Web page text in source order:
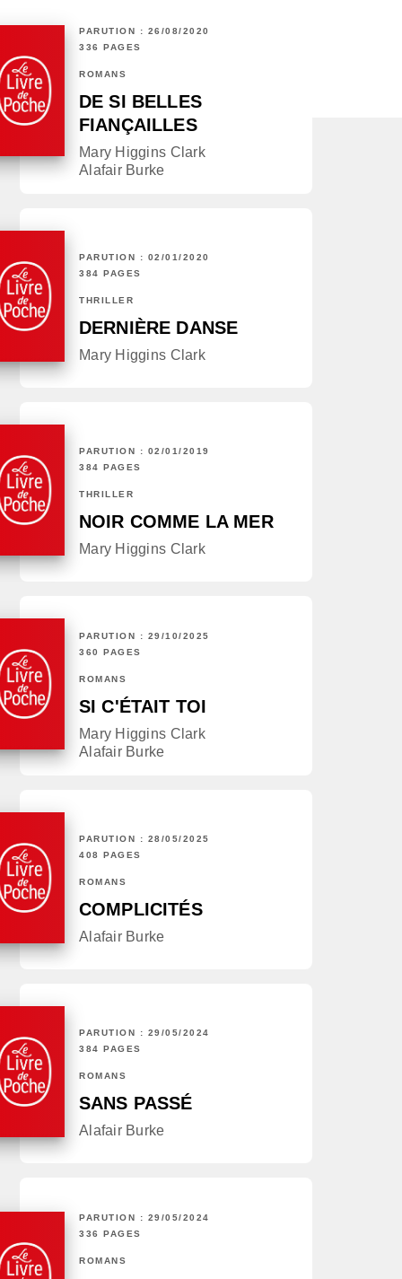
PARUTION : 26/08/2020
336 PAGES
ROMANS
DE SI BELLES
FIANÇAILLES
Mary Higgins Clark
Alafair Burke
PARUTION : 02/01/2020
384 PAGES
THRILLER
DERNIÈRE DANSE
Mary Higgins Clark
PARUTION : 02/01/2019
384 PAGES
THRILLER
NOIR COMME LA MER
Mary Higgins Clark
PARUTION : 29/10/2025
360 PAGES
ROMANS
SI C'ÉTAIT TOI
Mary Higgins Clark
Alafair Burke
PARUTION : 28/05/2025
408 PAGES
ROMANS
COMPLICITÉS
Alafair Burke
PARUTION : 29/05/2024
384 PAGES
ROMANS
SANS PASSÉ
Alafair Burke
PARUTION : 29/05/2024
336 PAGES
ROMANS